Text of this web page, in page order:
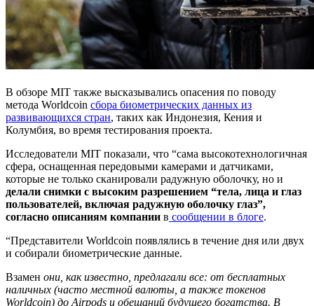
В обзоре MIT также высказывались опасения по поводу
метода Worldcoin сбора биометрических данных из
развивающихся стран, таких как Индонезия, Кения и
Колумбия, во время тестирования проекта.
Исследователи MIT показали, что “сама высокотехнологичная
сфера, оснащенная передовыми камерами и датчиками,
которые не только сканировали радужную оболочку, но и
делали снимки с высоким разрешением “тела, лица и глаз
пользователей, включая радужную оболочку глаз”,
согласно описаниям компании в сообщении в блоге.
“Представители Worldcoin появлялись в течение дня или двух
и собирали биометрические данные.
Взамен они, как известно, предлагали все: от бесплатных
наличных (часто местной валюты, а также токенов
Worldcoin) до Airpods и обещаний будущего богатства. В